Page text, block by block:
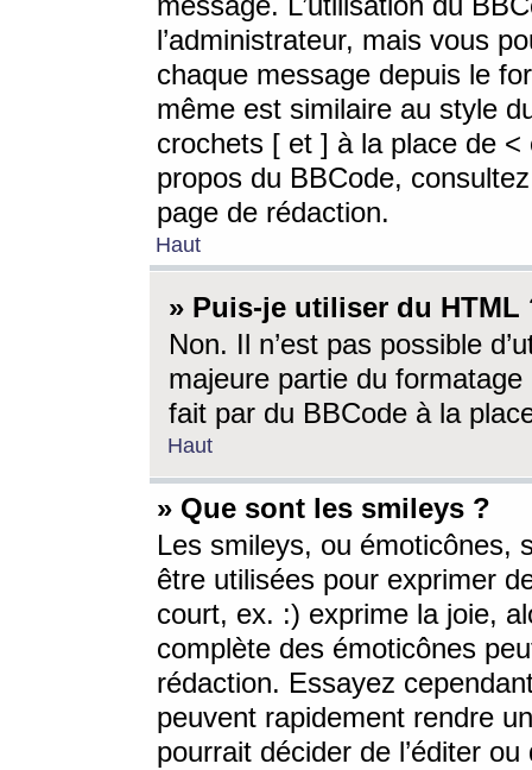
l’administrateur, mais vous
chaque message depuis le
même est similaire au style
crochets [ et ] à la place de <
propos du BBCode,
page de rédaction.
Haut
» Puis-je utiliser du HTML
Non. Il n’est pas possible
majeure partie du
fait par du BBCode à la
Haut
» Que sont les smileys ?
Les smileys, ou émoticônes,
être utilisées pour exprimer
court, ex. :) exprime la joie,
complète des émoticônes
rédaction. Essayez
peuvent rapidement rendre
pourrait décider de l’éditer